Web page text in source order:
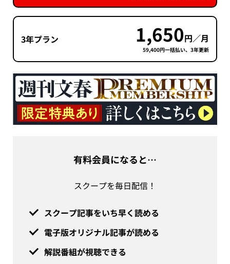
3年プラン 1,650円／月
59,400円一括払い、3年更新
有料会員になると…
スクープを毎日配信！
スクープ記事をいち早く読める
電子版オリジナル記事が読める
解説番組が視聴できる